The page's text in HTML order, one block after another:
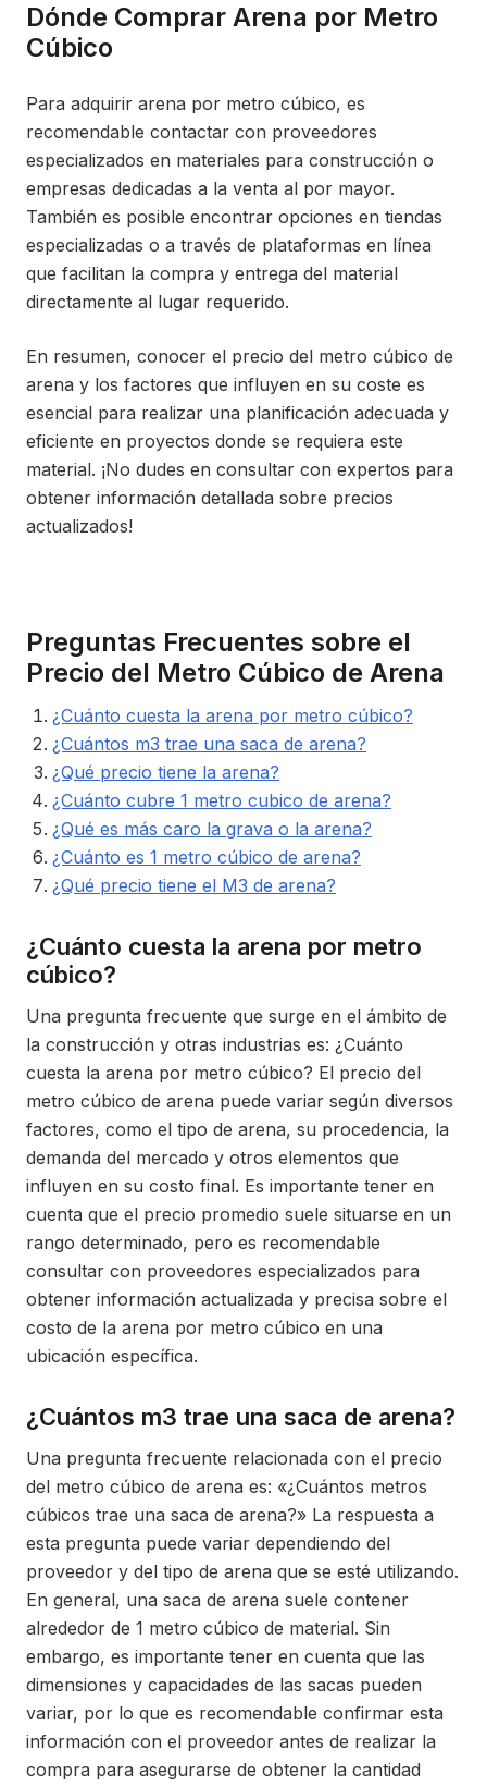
Dónde Comprar Arena por Metro
Cúbico
Para adquirir arena por metro cúbico, es
recomendable contactar con proveedores
especializados en materiales para construcción o
empresas dedicadas a la venta al por mayor.
También es posible encontrar opciones en tiendas
especializadas o a través de plataformas en línea
que facilitan la compra y entrega del material
directamente al lugar requerido.
En resumen, conocer el precio del metro cúbico de
arena y los factores que influyen en su coste es
esencial para realizar una planificación adecuada y
eficiente en proyectos donde se requiera este
material. ¡No dudes en consultar con expertos para
obtener información detallada sobre precios
actualizados!
Preguntas Frecuentes sobre el
Precio del Metro Cúbico de Arena
¿Cuánto cuesta la arena por metro cúbico?
¿Cuántos m3 trae una saca de arena?
¿Qué precio tiene la arena?
¿Cuánto cubre 1 metro cubico de arena?
¿Qué es más caro la grava o la arena?
¿Cuánto es 1 metro cúbico de arena?
¿Qué precio tiene el M3 de arena?
¿Cuánto cuesta la arena por metro
cúbico?
Una pregunta frecuente que surge en el ámbito de
la construcción y otras industrias es: ¿Cuánto
cuesta la arena por metro cúbico? El precio del
metro cúbico de arena puede variar según diversos
factores, como el tipo de arena, su procedencia, la
demanda del mercado y otros elementos que
influyen en su costo final. Es importante tener en
cuenta que el precio promedio suele situarse en un
rango determinado, pero es recomendable
consultar con proveedores especializados para
obtener información actualizada y precisa sobre el
costo de la arena por metro cúbico en una
ubicación específica.
¿Cuántos m3 trae una saca de arena?
Una pregunta frecuente relacionada con el precio
del metro cúbico de arena es: «¿Cuántos metros
cúbicos trae una saca de arena?» La respuesta a
esta pregunta puede variar dependiendo del
proveedor y del tipo de arena que se esté utilizando.
En general, una saca de arena suele contener
alrededor de 1 metro cúbico de material. Sin
embargo, es importante tener en cuenta que las
dimensiones y capacidades de las sacas pueden
variar, por lo que es recomendable confirmar esta
información con el proveedor antes de realizar la
compra para asegurarse de obtener la cantidad